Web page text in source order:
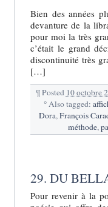
Bien des années
devanture de la
pour moi la très
c’était le grand
discontinuité très
[…]
¶Posted 10 octobre
°Also tagged:
Dora,François
méthode,
29. DU
Pour revenir à la